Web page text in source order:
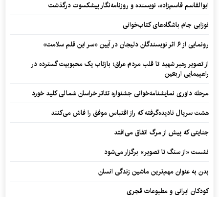
ابوالقاسم قاسم‌زاده، نویسنده و روزنامه‌نگار پیشکسوت درگذشت
نوزایی جام باشگاه‌های کتاب‌خوانی
رونمایی از ۶ اثر نویسندگان دلیجان در آیین «سر این قلم سلامت»
از تصویر رهبر شهید تا قلب مردم عراق؛ بازتاب یک محبوبیت گسترده در
راهپیمایی اربعین
مرحله داوری نمایشنامه‌خوانی جشنواره تئاتر خراسان شمالی کلید خورد
هشت سریال نادیده‌گرفته که راز اقتباس موفق را فاش می‌کنند
جنایتی که پیش از مرگ اتفاق می‌افتد
نشست «از سنگ تا تصویر» برگزار می‌شود
بدن به عنوان مهم‌ترین ماشین زندگی انسان
کودکان ایرانی و مطبوعات قجری